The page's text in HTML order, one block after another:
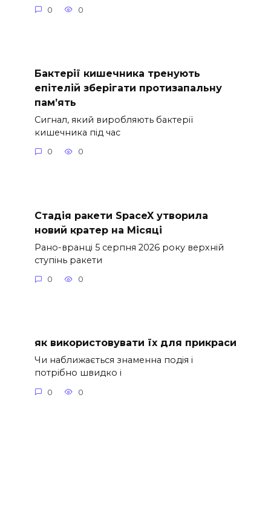
0 0
Бактерії кишечника тренують
епітелій зберігати протизапальну
пам’ять
Сигнал, який виробляють бактерії
кишечника під час
0 0
Стадія ракети SpaceX утворила
новий кратер на Місяці
Рано-вранці 5 серпня 2026 року верхній
ступінь ракети
0 0
як використовувати їх для прикраси
Чи наближається знаменна подія і
потрібно швидко і
0 0